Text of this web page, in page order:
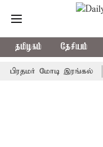
தமிழகம் தேசியம்
மோடி இரங்கல்